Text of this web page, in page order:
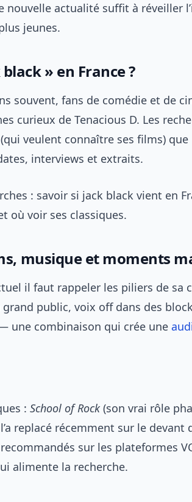
nouvelle actualité suffit à réveiller
jeunes.
» en France ?
souvent, fans de comédie et de
curieux de Tenacious D. Les
veulent connaître ses films) que
interviews et extraits.
: savoir si jack black vient en
où voir ses classiques.
musique et moments
il faut rappeler les piliers de sa
public, voix off dans des
une combinaison qui crée une
: School of Rock (son vrai rôle
replacé récemment sur le devant
sur les plateformes
alimente la recherche.